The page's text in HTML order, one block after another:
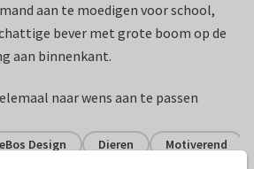
aan te moedigen voor school,
bever met grote boom op de
aan binnenkant.
naar wens aan te passen
Design Dieren Motiverend